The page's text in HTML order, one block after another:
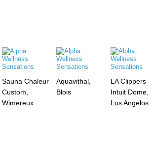
Sauna Chaleur
Custom,
Wimereux
Aquavithal,
Blois
LA Clippers
Intuit Dome,
Los Angelos